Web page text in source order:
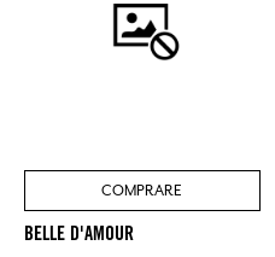
COMPRARE
BELLE D'AMOUR